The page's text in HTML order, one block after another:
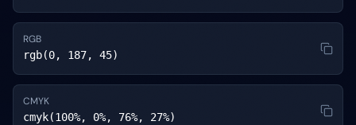
RGB
rgb(0, 187, 45)
CMYK
cmyk(100%, 0%, 76%, 27%)